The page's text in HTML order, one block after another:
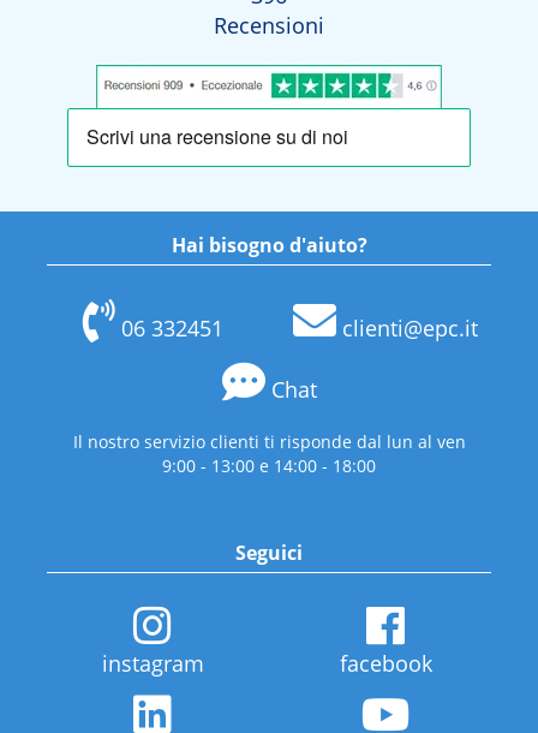
Recensioni
Hai bisogno d'aiuto?
06 332451 clienti@epc.it
Chat
Il nostro servizio clienti ti risponde dal lun al ven
9:00 - 13:00 e 14:00 - 18:00
Seguici
instagram facebook